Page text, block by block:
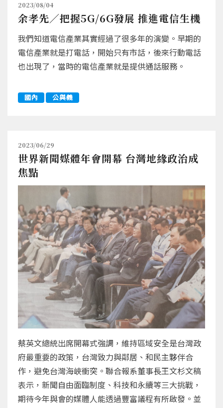
2023/08/04
余孝先／把握5G/6G發展 推進電信生機
我們知道電信產業其實經過了很多年的演變。早期的
電信產業就是打電話，開始只有市話，後來行動電話
也出現了，當時的電信產業就是提供通話服務。
國內 公與義
2023/06/29
世界新聞媒體年會開幕 台灣地緣政治成
焦點
蔡英文總統出席開幕式強調，維持區域安全是台灣政
府最重要的政策，台灣致力與鄰居、和民主夥伴合
作，避免台灣海峽衝突。聯合報系董事長王文杉文稿
表示，新聞自由面臨制度、科技和永續等三大挑戰，
期待今年與會的媒體人能透過豐富議程有所啟發。並